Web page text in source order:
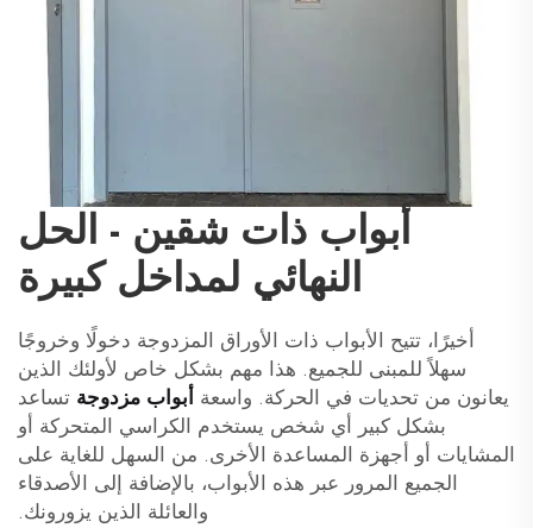
أبواب ذات شقين - الحل
النهائي لمداخل كبيرة
أخيرًا، تتيح الأبواب ذات الأوراق المزدوجة دخولًا وخروجًا
سهلاً للمبنى للجميع. هذا مهم بشكل خاص لأولئك الذين
يعانون من تحديات في الحركة. واسعة أبواب مزدوجة تساعد
بشكل كبير أي شخص يستخدم الكراسي المتحركة أو
المشايات أو أجهزة المساعدة الأخرى. من السهل للغاية على
الجميع المرور عبر هذه الأبواب، بالإضافة إلى الأصدقاء
والعائلة الذين يزورونك.